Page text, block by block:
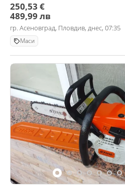
250,53 €
489,99 лв
гр. Асеновград, Пловдив, днес, 07:35
Маси